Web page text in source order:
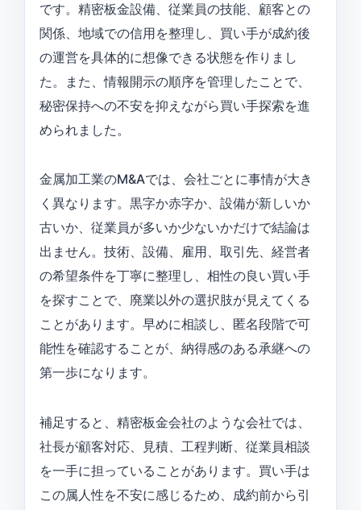
です。精密板金設備、従業員の技能、顧客との
関係、地域での信用を整理し、買い手が成約後
の運営を具体的に想像できる状態を作りまし
た。また、情報開示の順序を管理したことで、
秘密保持への不安を抑えながら買い手探索を進
められました。
金属加工業のM&Aでは、会社ごとに事情が大き
く異なります。黒字か赤字か、設備が新しいか
古いか、従業員が多いか少ないかだけで結論は
出ません。技術、設備、雇用、取引先、経営者
の希望条件を丁寧に整理し、相性の良い買い手
を探すことで、廃業以外の選択肢が見えてくる
ことがあります。早めに相談し、匿名段階で可
能性を確認することが、納得感のある承継への
第一歩になります。
補足すると、精密板金会社のような会社では、
社長が顧客対応、見積、工程判断、従業員相談
を一手に担っていることがあります。買い手は
この属人性を不安に感じるため、成約前から引